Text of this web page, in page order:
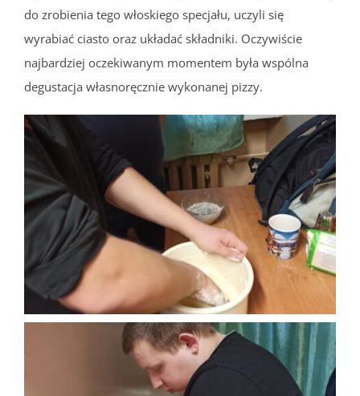
KONTAKT
do zrobienia tego włoskiego specjału, uczyli się
wyrabiać ciasto oraz układać składniki. Oczywiście
najbardziej oczekiwanym momentem była wspólna
degustacja własnoręcznie wykonanej pizzy.